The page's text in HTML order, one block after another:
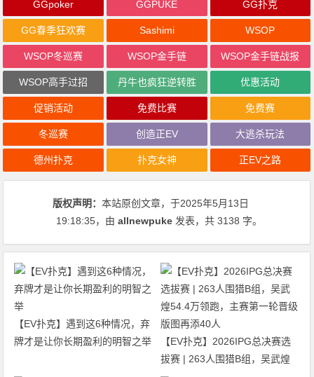
GGpoker GGPUKE GG扑克
GG春季狂欢赛 Sashimi WSOP
WSOP冬巡赛 WSOP金手链 WSOP金手链战报
WSOP高手过招 丹牛也疯狂逆转胜 优惠活动
促销活动 免费比赛 免费赛
冬巡赛 创造正EV 大逃杀玩法
德州扑克 扑克女神 正EV之路
版权声明：本站原创文章，于2025年5月13日
19:18:35，由allnewpuke 发表，共 3138 字。
【EV扑克】遇到这6种情况，弃
牌才是让你长期盈利的明智之举
【EV扑克】2026IPG总决赛选
拔赛 | 263人围猎B组，吴武煌